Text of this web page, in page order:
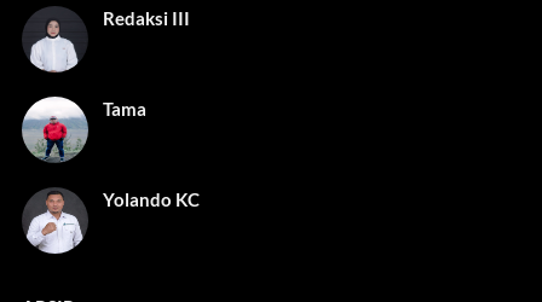
Redaksi III
Tama
Yolando KC